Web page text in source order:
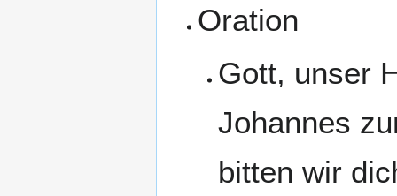
Oration
Gott, unser
Johannes
bitten wir